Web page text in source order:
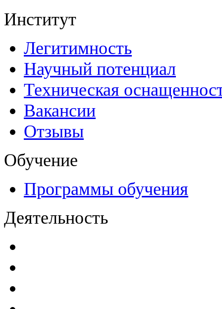
Институт
Легитимность
Научный потенциал
Техническая
Вакансии
Отзывы
Обучение
Программы обучения
Деятельность